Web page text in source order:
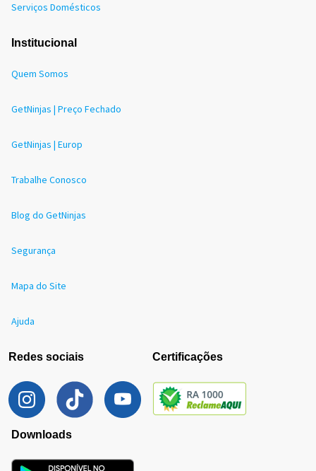
Serviços Domésticos
Institucional
Quem Somos
GetNinjas | Preço Fechado
GetNinjas | Europ
Trabalhe Conosco
Blog do GetNinjas
Segurança
Mapa do Site
Ajuda
Redes sociais Certificações
Downloads